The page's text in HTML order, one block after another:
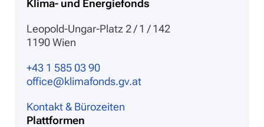
Klima- und Energiefonds
Leopold-Ungar-Platz 2 / 1 / 142
1190 Wien
+43 1 585 03 90
office@klimafonds.gv.at
Kontakt & Bürozeiten
Plattformen